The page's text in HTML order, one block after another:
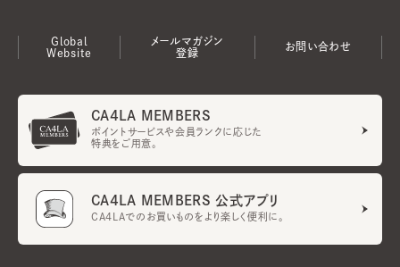
Global
Website
メールマガジン
登録
お問い合わせ
CA4LA MEMBERS
ポイントサービスや会員ランクに応じた
特典をご用意。
CA4LA MEMBERS 公式アプリ
CA4LAでのお買いものをより楽しく便利に。